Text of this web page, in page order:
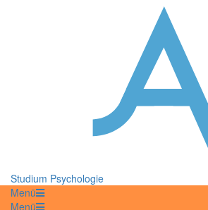
Studium Psychologie
Menü
Menü